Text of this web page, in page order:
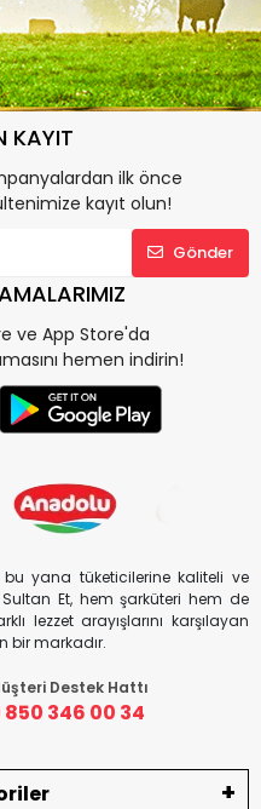
KAYIT
ilk önce
kayıt olun!
Gönder
ve App Store'da
hemen indirin!
yana tüketicilerine kaliteli ve
Et, hem şarküteri hem de
lezzet arayışlarını karşılayan
bir markadır.
Destek Hattı
850 346 00 34